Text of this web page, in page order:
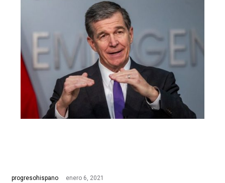
progresohispano enero 6, 2021